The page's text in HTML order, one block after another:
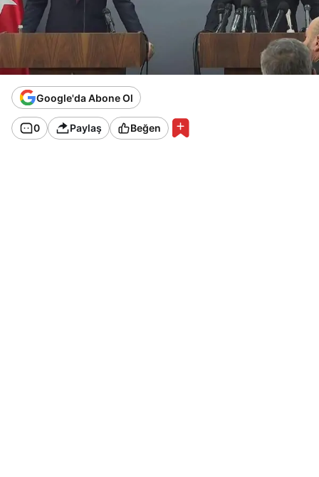
Google'da Abone Ol
0 Paylaş Beğen